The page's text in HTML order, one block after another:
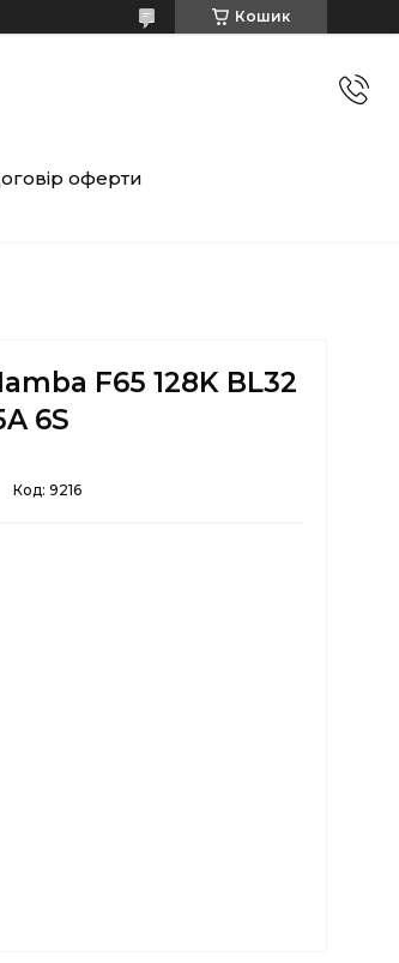
Кошик
оферти
F65 128K BL32
6S
Код: 9216